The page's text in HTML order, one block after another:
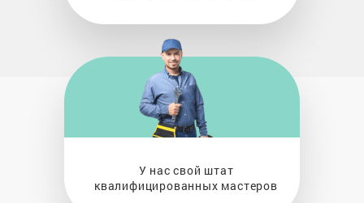
У нас свой штат
квалифицированных мастеров